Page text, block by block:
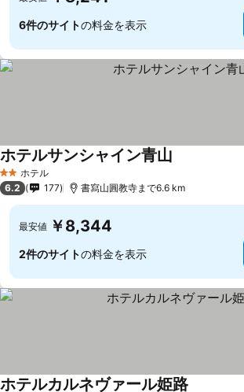
6件のサイトの料金を表示
2 ホテルのランク
ホテル
ホテルサンシャイン青山
6.2 177 書寫山圓教寺まで6.6 km
最安値 ￥8,344
2件のサイトの料金を表示
ホテルカルネヴァール姫路